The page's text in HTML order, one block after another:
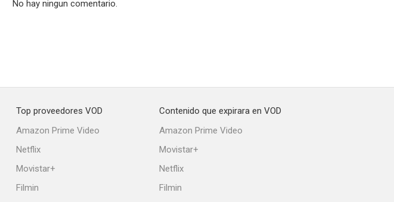
No hay ningun comentario.
Top proveedores VOD
Amazon Prime Video
Netflix
Movistar+
Filmin
Contenido que expirara en VOD
Amazon Prime Video
Movistar+
Netflix
Filmin